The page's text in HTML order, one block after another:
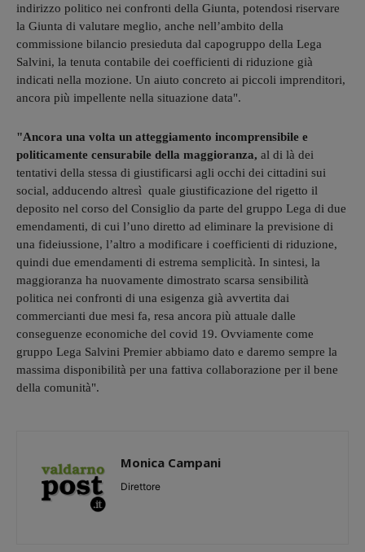
indirizzo politico nei confronti della Giunta, potendosi riservare
la Giunta di valutare meglio, anche nell’ambito della
commissione bilancio presieduta dal capogruppo della Lega
Salvini, la tenuta contabile dei coefficienti di riduzione già
indicati nella mozione. Un aiuto concreto ai piccoli imprenditori,
ancora più impellente nella situazione data".
"Ancora una volta un atteggiamento incomprensibile e
politicamente censurabile della maggioranza, al di là dei
tentativi della stessa di giustificarsi agli occhi dei cittadini sui
social, adducendo altresì quale giustificazione del rigetto il
deposito nel corso del Consiglio da parte del gruppo Lega di due
emendamenti, di cui l’uno diretto ad eliminare la previsione di
una fideiussione, l’altro a modificare i coefficienti di riduzione,
quindi due emendamenti di estrema semplicità. In sintesi, la
maggioranza ha nuovamente dimostrato scarsa sensibilità
politica nei confronti di una esigenza già avvertita dai
commercianti due mesi fa, resa ancora più attuale dalle
conseguenze economiche del covid 19. Ovviamente come
gruppo Lega Salvini Premier abbiamo dato e daremo sempre la
massima disponibilità per una fattiva collaborazione per il bene
della comunità".
Monica Campani
Direttore